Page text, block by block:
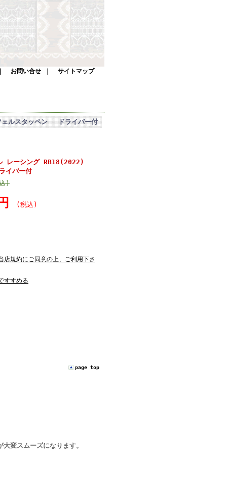
お問い合せ サイトマップ
ルスタッペン ドライバー付
レーシング RB18(2022)
イバー付
)
(税込)
店規約にご同意の上、ご利用下さ
すすめる
page top
変スムーズになります。